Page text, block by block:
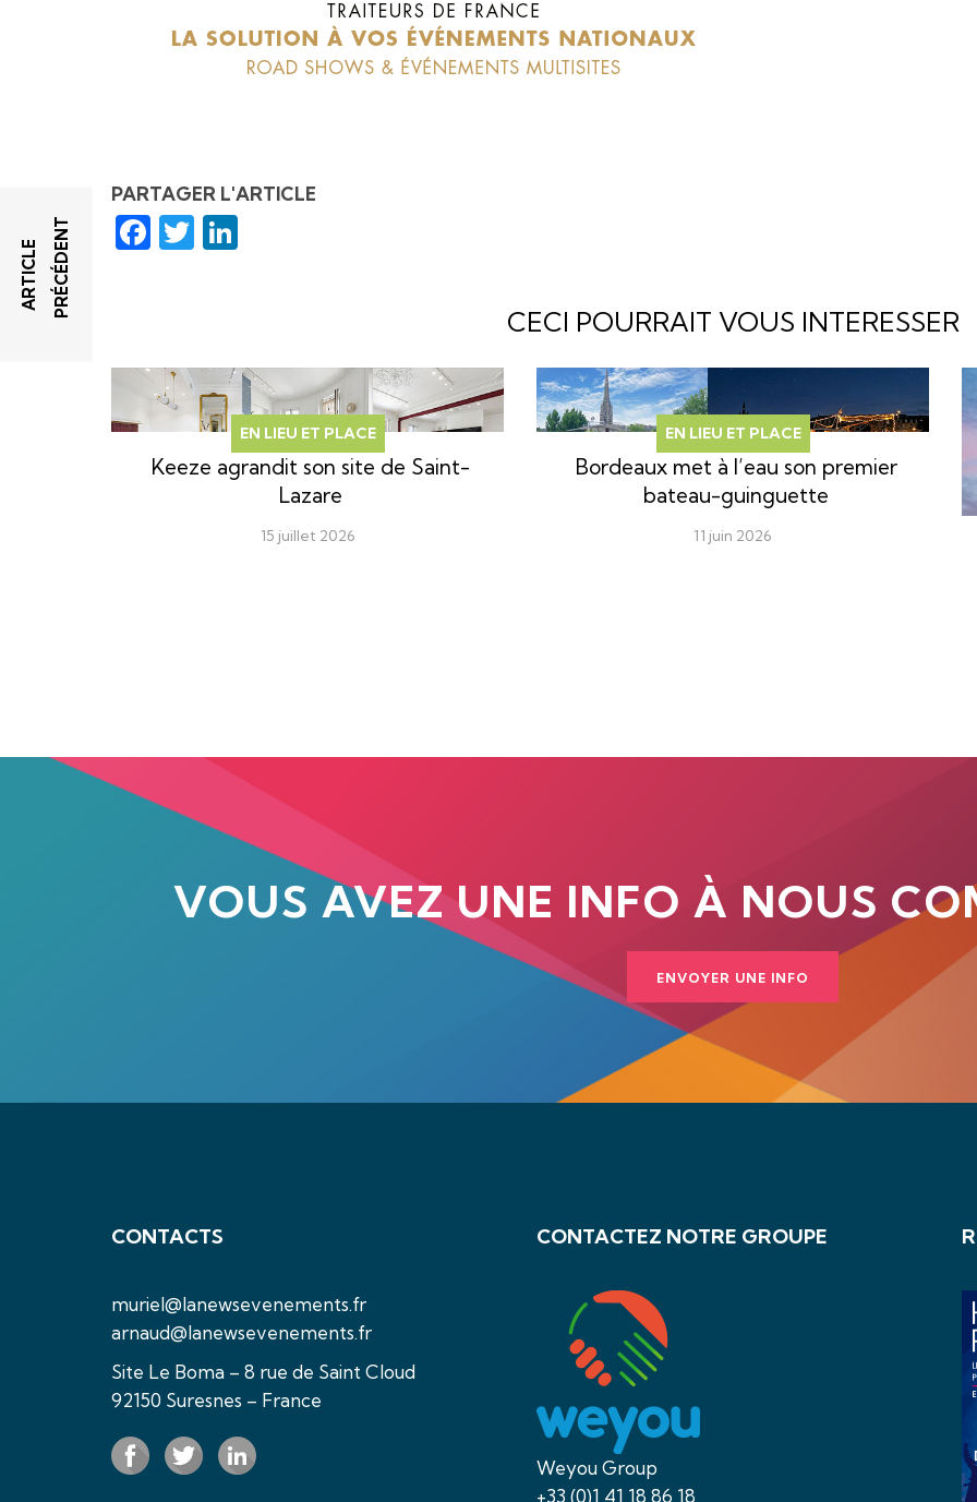
PARTAGER L'ARTICLE
Facebook
Twitter
A
R
T
I
C
L
E
P
R
É
C
É
D
E
N T
CECI POURRAIT VOUS INTERESSER
EN LIEU ET PLACE
Keeze agrandit son site de Saint-
Lazare
15 juillet 2026
EN LIEU ET PLACE
Bordeaux met à l’eau son premier
bateau-guinguette
11 juin 2026
VOUS AVEZ UNE INFO À NOUS
ENVOYER UNE INFO
CONTACTS
muriel@lanewsevenements.fr
arnaud@lanewsevenements.fr
Site Le Boma – 8 rue de Saint Cloud
92150 Suresnes – France
CONTACTEZ NOTRE GROUPE
Weyou Group
+33 (0)1 41 18 86 18